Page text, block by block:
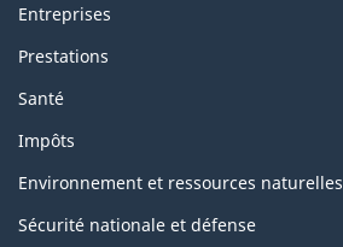
Entreprises
Prestations
Santé
Impôts
Environnement et ressources naturelles
Sécurité nationale et défense